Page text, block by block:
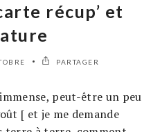
récup’ et
PARTAGER
peut-être un peu
[ et je me demande